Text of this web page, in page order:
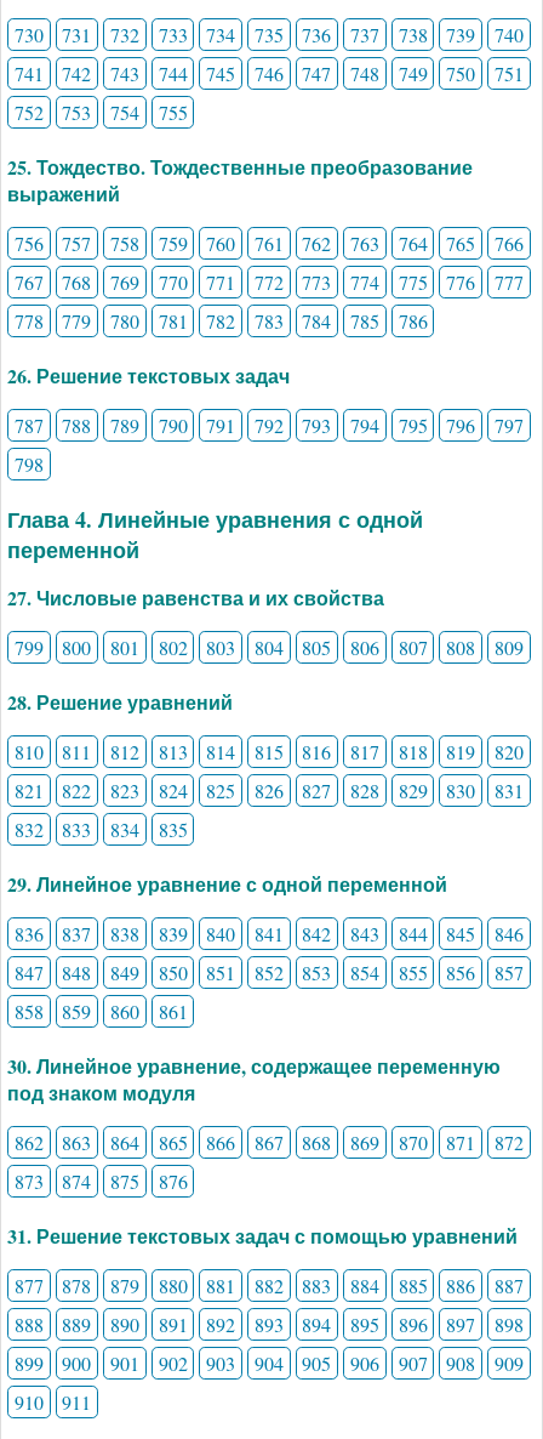
730 731 732 733 734 735 736 737 738 739
740
741
742 743 744 745 746 747 748 749 750
751
752
753 754 755
25. Тождество. Тождественные преобразование
выражений
756 757 758 759 760 761 762 763 764 765
766
767
768 769 770 771 772 773 774 775 776
777
778
779 780 781 782 783 784 785 786
26. Решение текстовых задач
787 788 789 790 791 792 793 794 795 796
797
798
Глава 4. Линейные уравнения с одной
переменной
27. Числовые равенства и их свойства
799 800 801 802 803 804 805 806 807 808 809
28. Решение уравнений
810 811 812 813 814 815 816 817 818 819
820
821
822 823 824 825 826 827 828 829 830
831
832
833 834 835
29. Линейное уравнение с одной переменной
836 837 838 839 840 841 842 843 844 845
846
847
848 849 850 851 852 853 854 855 856
857
858
859 860 861
30. Линейное уравнение, содержащее переменную
под знаком модуля
862 863 864 865 866 867 868 869 870 871
872
873
874 875 876
31. Решение текстовых задач с помощью уравнений
877 878 879 880 881 882 883 884 885 886
887
888
889 890 891 892 893 894 895 896 897
898
899
900 901 902 903 904 905 906 907 908
909
910
911